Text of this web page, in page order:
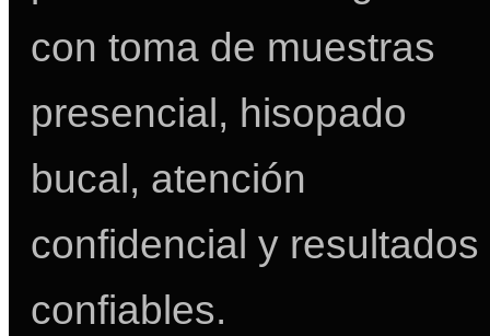
con toma de muestras
presencial, hisopado
bucal, atención
confidencial y resultados
confiables.